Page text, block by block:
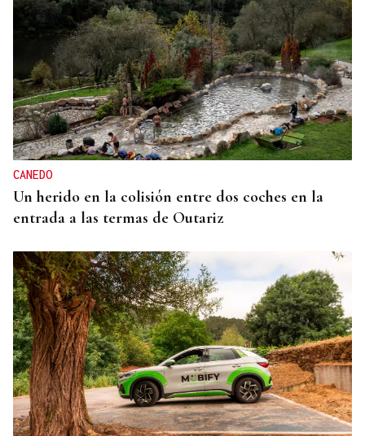
CANEDO
Un herido en la colisión entre dos coches en la
entrada a las termas de Outariz